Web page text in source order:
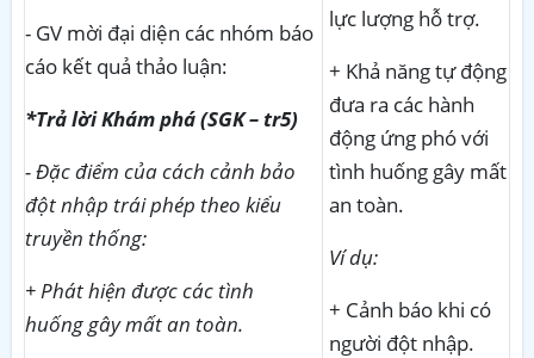
- GV mời đại diện các nhóm báo
cáo kết quả thảo luận:
*Trả lời Khám phá (SGK – tr5)
- Đặc điểm của cách cảnh bảo
đột nhập trái phép theo kiểu
truyền thống:
+ Phát hiện được các tình
huống gây mất an toàn.
lực lượng hỗ trợ.
+ Khả năng tự động
đưa ra các hành
động ứng phó với
tình huống gây mất
an toàn.
Ví dụ:
+ Cảnh báo khi có
người đột nhập.